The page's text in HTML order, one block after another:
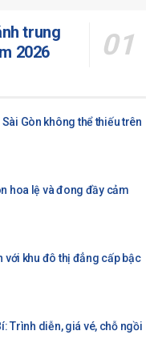
trung
2026
Gòn không thể thiếu trên
hoa lệ và đong đầy cảm
với khu đô thị đẳng cấp bậc
Trình diễn, giá vé, chỗ ngồi